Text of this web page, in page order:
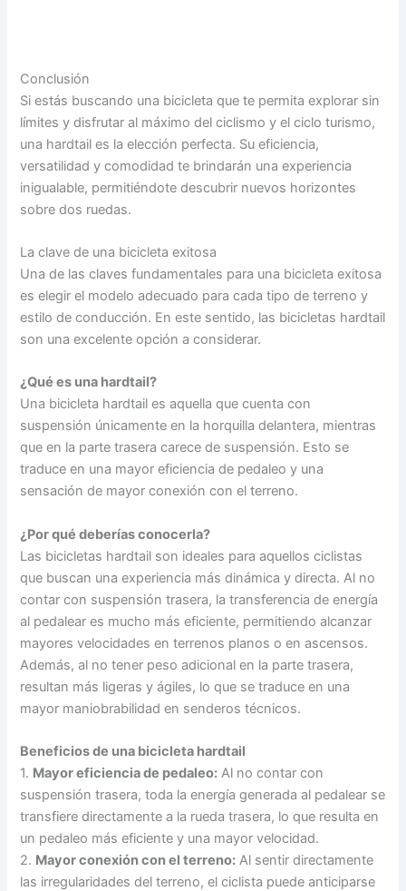
Conclusión
Si estás buscando una bicicleta que te permita explorar sin
límites y disfrutar al máximo del ciclismo y el ciclo turismo,
una hardtail es la elección perfecta. Su eficiencia,
versatilidad y comodidad te brindarán una experiencia
inigualable, permitiéndote descubrir nuevos horizontes
sobre dos ruedas.
La clave de una bicicleta exitosa
Una de las claves fundamentales para una bicicleta exitosa
es elegir el modelo adecuado para cada tipo de terreno y
estilo de conducción. En este sentido, las bicicletas hardtail
son una excelente opción a considerar.
¿Qué es una hardtail?
Una bicicleta hardtail es aquella que cuenta con
suspensión únicamente en la horquilla delantera, mientras
que en la parte trasera carece de suspensión. Esto se
traduce en una mayor eficiencia de pedaleo y una
sensación de mayor conexión con el terreno.
¿Por qué deberías conocerla?
Las bicicletas hardtail son ideales para aquellos ciclistas
que buscan una experiencia más dinámica y directa. Al no
contar con suspensión trasera, la transferencia de energía
al pedalear es mucho más eficiente, permitiendo alcanzar
mayores velocidades en terrenos planos o en ascensos.
Además, al no tener peso adicional en la parte trasera,
resultan más ligeras y ágiles, lo que se traduce en una
mayor maniobrabilidad en senderos técnicos.
Beneficios de una bicicleta hardtail
1. Mayor eficiencia de pedaleo: Al no contar con
suspensión trasera, toda la energía generada al pedalear se
transfiere directamente a la rueda trasera, lo que resulta en
un pedaleo más eficiente y una mayor velocidad.
2. Mayor conexión con el terreno: Al sentir directamente
las irregularidades del terreno, el ciclista puede anticiparse